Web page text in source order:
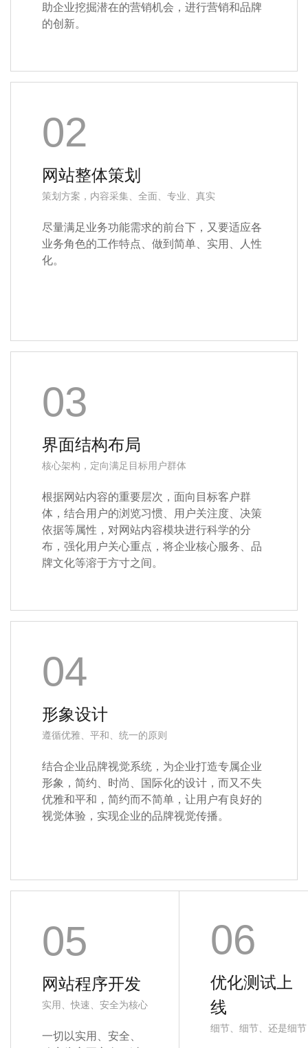
助企业挖掘潜在的营销机会，进行营销和品牌
的创新。
02
网站整体策划
策划方案，内容采集、全面、专业、真实
尽量满足业务功能需求的前台下，又要适应各
业务角色的工作特点、做到简单、实用、人性
化。
03
界面结构布局
核心架构，定向满足目标用户群体
根据网站内容的重要层次，面向目标客户群
体，结合用户的浏览习惯、用户关注度、决策
依据等属性，对网站内容模块进行科学的分
布，强化用户关心重点，将企业核心服务、品
牌文化等溶于方寸之间。
04
形象设计
遵循优雅、平和、统一的原则
结合企业品牌视觉系统，为企业打造专属企业
形象，简约、时尚、国际化的设计，而又不失
优雅和平和，简约而不简单，让用户有良好的
视觉体验，实现企业的品牌视觉传播。
05
网站程序开发
实用、快速、安全为核心
一切以实用、安全、
06
优化测试上
线
细节、细节、还是细节